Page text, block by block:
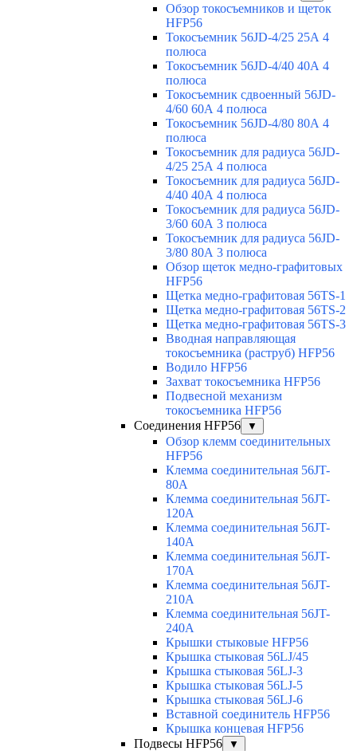
Обзор токосъемников и щеток
HFP56
Токосъемник 56JD-4/25 25А 4
полюса
Токосъемник 56JD-4/40 40А 4
полюса
Токосъемник сдвоенный 56JD-
4/60 60А 4 полюса
Токосъемник 56JD-4/80 80А 4
полюса
Токосъемник для радиуса 56JD-
4/25 25А 4 полюса
Токосъемник для радиуса 56JD-
4/40 40А 4 полюса
Токосъемник для радиуса 56JD-
3/60 60А 3 полюса
Токосъемник для радиуса 56JD-
3/80 80А 3 полюса
Обзор щеток медно-графитовых
HFP56
Щетка медно-графитовая 56TS-1
Щетка медно-графитовая 56TS-2
Щетка медно-графитовая 56TS-3
Вводная направляющая
токосъемника (раструб) HFP56
Водило HFP56
Захват токосъемника HFP56
Подвесной механизм
токосъемника HFP56
Соединения HFP56
▼
Обзор клемм соединительных
HFP56
Клемма соединительная 56JT-
80A
Клемма соединительная 56JT-
120A
Клемма соединительная 56JT-
140A
Клемма соединительная 56JT-
170A
Клемма соединительная 56JT-
210A
Клемма соединительная 56JT-
240A
Крышки стыковые HFP56
Крышка стыковая 56LJ/45
Крышка стыковая 56LJ-3
Крышка стыковая 56LJ-5
Крышка стыковая 56LJ-6
Вставной соединитель HFP56
Крышка концевая HFP56
Подвесы HFP56
▼